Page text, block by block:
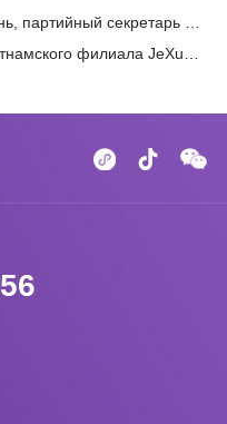
инвестиционной группы с ограниченной ответственностью, и его окружение посетили фотоэлектрическую инспекцию Цзе Синь!
облачного управления за рубежом! Стратегия глобализации - это шаг вперед!